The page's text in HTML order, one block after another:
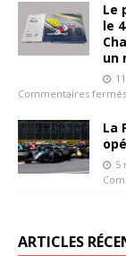
Le
le
un
Commentaires fermés
La
5
ARTICLES